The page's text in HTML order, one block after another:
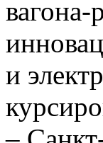
вагона-
и